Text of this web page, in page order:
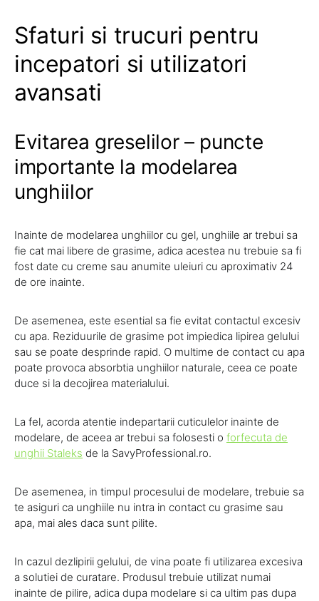
Sfaturi si trucuri pentru
incepatori si utilizatori
avansati
Evitarea greselilor – puncte
importante la modelarea
unghiilor
Inainte de modelarea unghiilor cu gel, unghiile ar trebui sa
fie cat mai libere de grasime, adica acestea nu trebuie sa fi
fost date cu creme sau anumite uleiuri cu aproximativ 24
de ore inainte.
De asemenea, este esential sa fie evitat contactul excesiv
cu apa. Reziduurile de grasime pot impiedica lipirea gelului
sau se poate desprinde rapid. O multime de contact cu apa
poate provoca absorbtia unghiilor naturale, ceea ce poate
duce si la decojirea materialului.
La fel, acorda atentie indepartarii cuticulelor inainte de
modelare, de aceea ar trebui sa folosesti o forfecuta de
unghii Staleks de la SavyProfessional.ro.
De asemenea, in timpul procesului de modelare, trebuie sa
te asiguri ca unghiile nu intra in contact cu grasime sau
apa, mai ales daca sunt pilite.
In cazul dezlipirii gelului, de vina poate fi utilizarea excesiva
a solutiei de curatare. Produsul trebuie utilizat numai
inainte de pilire, adica dupa modelare si ca ultim pas dupa